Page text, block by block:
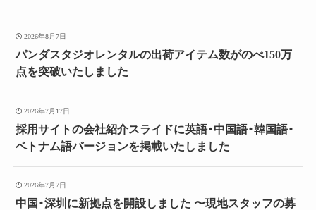
2026年8月7日
パンダスタジオレンタルの出荷アイテム数がのべ150万
点を突破いたしました
2026年7月17日
採用サイトの会社紹介スライドに英語・中国語・韓国語・
ベトナム語バージョンを掲載いたしました
2026年7月7日
中国・深圳に新拠点を開設しました 〜現地スタッフの募